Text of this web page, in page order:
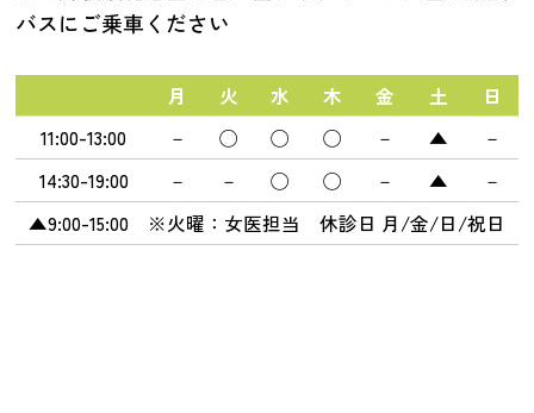
バスにご乗車ください
月 火 水 木 金 土
日
11:00-13:00
－ ◯ ◯ ◯ － ▲
－
14:30-19:00
－ － ◯ ◯ － ▲
－
▲9:00-15:00 ※火曜：女医担当 休診日 月/金/日/祝日